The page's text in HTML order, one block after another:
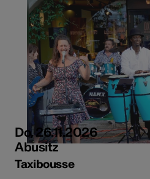
Do, 26.11.2026
Abusitz
Taxibousse